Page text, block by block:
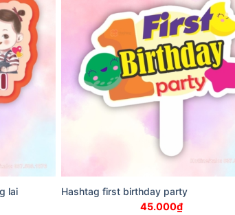
lai
Hashtag first birthday party
45.000₫